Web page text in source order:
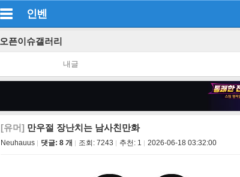
인벤
오픈이슈갤러리
내글
[유머] 만우절 장난치는 남사친만화
Neuhauus 댓글: 8 개 조회: 7243 추천: 1 2026-06-18 03:32:00